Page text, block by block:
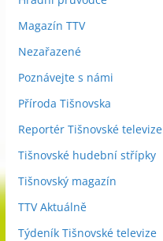
Magazín TTV
Nezařazené
Poznávejte s námi
Příroda Tišnovska
Reportér Tišnovské televize
Tišnovské hudební střípky
Tišnovský magazín
TTV Aktuálně
Týdeník Tišnovské televize